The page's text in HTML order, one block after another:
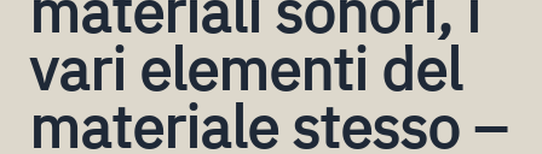
vari elementi del
materiale stesso –